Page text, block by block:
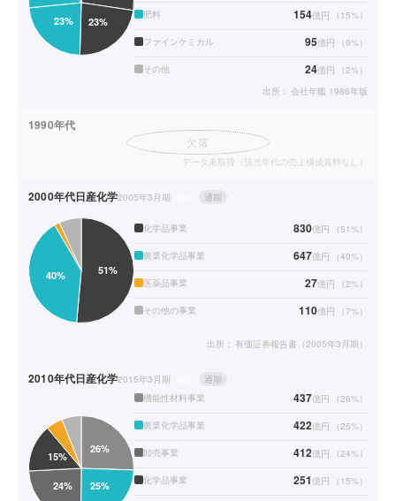
肥料 154億円 （ 15%）
ファインケミカル 95億円 （9%）
その他 24億円 （2%）
出所： 会社年鑑 1986年版
1990年代
欠落
データ未取得（該当年代の売上構成資料なし）
2000年代日産化学2005年3月期 通期
化学品事業 830億円 （51%）
農業化学品事業 647億円 （40%）
医薬品事業 27億円 （2%）
その他の事業 110億円 （7%）
出所： 有価証券報告書（2005年3月期）
2010年代日産化学2015年3月期
通期
機能性材料事業
437億円 （26%）
農業化学品事業 422億円 （25%）
卸売事業 412億円 （24%）
化学品事業 251億円 （ 15%）